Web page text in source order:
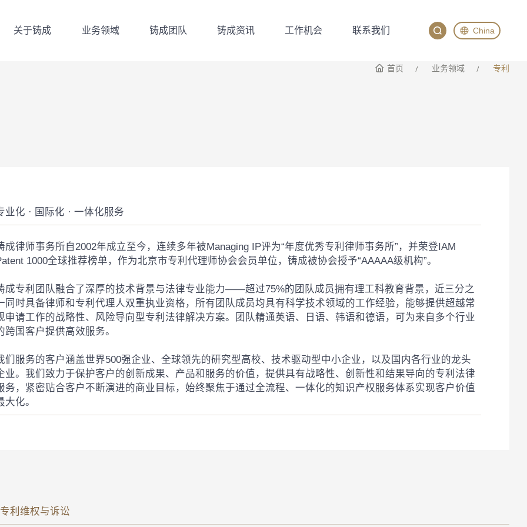
关于铸成
业务领域
铸成团队
铸成资讯
工作机会
联系我们
China
English
首页 业务领域 专利
业化 · 国际化 · 一体化服务
成律师事务所自2002年成立至今，连续多年被Managing IP评为“年度优秀专利律师事务所”，并荣登IAM
1000全球推荐榜单，作为北京市专利代理师协会会员单位，铸成被协会授予“AAAAA级机构”。
成专利团队融合了深厚的技术背景与法律专业能力——超过75%的团队成员拥有理工科教育背景，近三分之
同时具备律师和专利代理人双重执业资格，所有团队成员均具有科学技术领域的工作经验，能够提供超越常
申请工作的战略性、风险导向型专利法律解决方案。团队精通英语、日语、韩语和德语，可为来自多个行业
跨国客户提供高效服务。
们服务的客户涵盖世界500强企业、全球领先的研究型高校、技术驱动型中小企业，以及国内各行业的龙头
业。我们致力于保护客户的创新成果、产品和服务的价值，提供具有战略性、创新性和结果导向的专利法律
务，紧密贴合客户不断演进的商业目标，始终聚焦于通过全流程、一体化的知识产权服务体系实现客户价值
大化。
专利维权与诉讼